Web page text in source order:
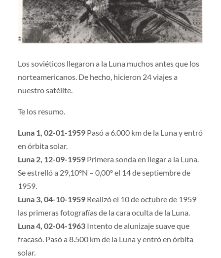
Los soviéticos llegaron a la Luna muchos antes que los
norteamericanos. De hecho, hicieron 24 viajes a
nuestro satélite.
Te los resumo.
Luna 1, 02-01-1959Pasó a 6.000 km de la Luna y entró
en órbita solar.
Luna 2, 12-09-1959 Primera sonda en llegar a la Luna.
Se estrelló a 29,10ºN – 0,00º el 14 de septiembre de
1959.
Luna 3, 04-10-1959Realizó el 10 de octubre de 1959
las primeras fotografías de la cara oculta de la Luna.
Luna 4, 02-04-1963 Intento de alunizaje suave que
fracasó. Pasó a 8.500 km de la Luna y entró en órbita
solar.